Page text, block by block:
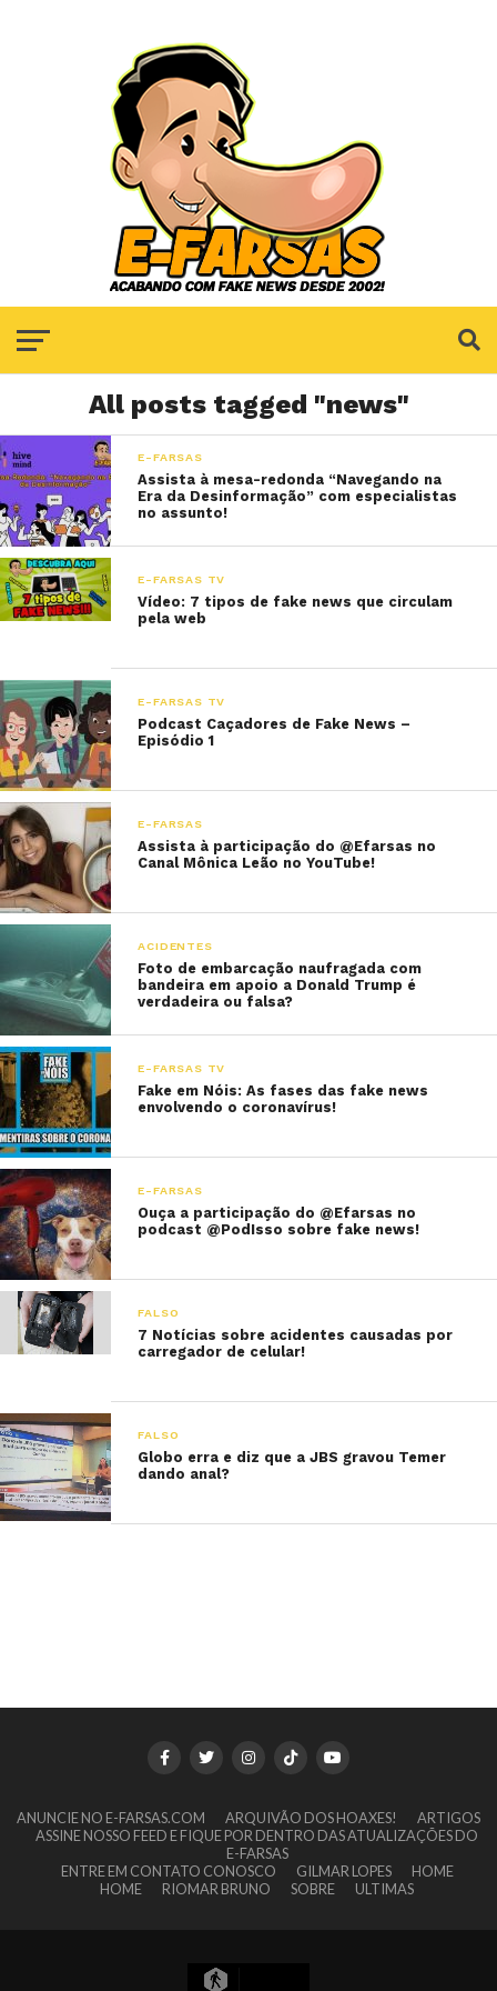
All posts tagged "news"
E-FARSAS
Assista à mesa-redonda “Navegando na
Era da Desinformação” com especialistas
no assunto!
E-FARSAS TV
Vídeo: 7 tipos de fake news que circulam
pela web
E-FARSAS TV
Podcast Caçadores de Fake News –
Episódio 1
E-FARSAS
Assista à participação do @Efarsas no
Canal Mônica Leão no YouTube!
ACIDENTES
Foto de embarcação naufragada com
bandeira em apoio a Donald Trump é
verdadeira ou falsa?
E-FARSAS TV
Fake em Nóis: As fases das fake news
envolvendo o coronavírus!
E-FARSAS
Ouça a participação do @Efarsas no
podcast @PodIsso sobre fake news!
FALSO
7 Notícias sobre acidentes causadas por
carregador de celular!
FALSO
Globo erra e diz que a JBS gravou Temer
dando anal?
ANUNCIE NO E-FARSAS.COM ARQUIVÃO DOS HOAXES!
ARTIGOS
ASSINE NOSSO FEED E FIQUE POR DENTRO DAS ATUALIZAÇÕES DO
E-FARSAS
ENTRE EM CONTATO CONOSCO
GILMAR LOPES
HOME
HOME
RIOMAR BRUNO SOBRE ULTIMAS